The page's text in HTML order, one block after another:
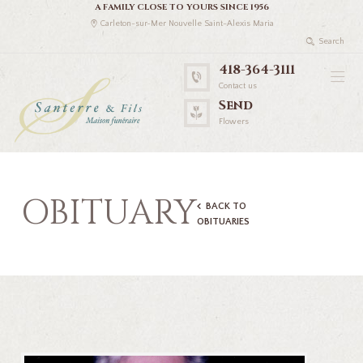
A FAMILY CLOSE TO YOURS SINCE 1956
Carleton-sur-Mer Nouvelle Saint-Alexis Maria
418-364-3111
Contact us
Send
Flowers
OBITUARY
BACK TO
OBITUARIES